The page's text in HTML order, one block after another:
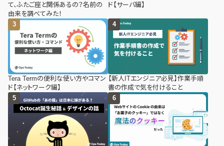
て、ふたご座と関係あるの？名前の
由来を調べてみた！
ド【サーバ編】
Tera Termの便利な使い方やコマン
ド【ネットワーク編】
【新人ITエンジニア必見】作業手順
書の作成で気を付けること